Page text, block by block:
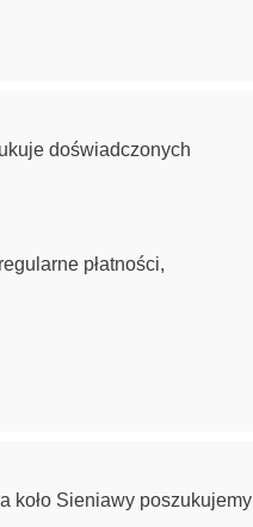
doświadczonych
płatności,
koło Sieniawy poszukujemy